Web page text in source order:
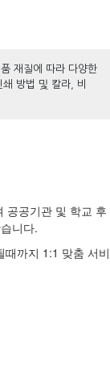
재질에 따라 다양한
방법 및 칼라, 비
공공기관 및 학교 후
니다.
때까지 1:1 맞춤 서비